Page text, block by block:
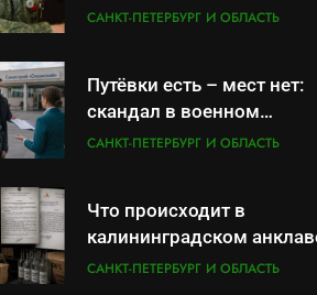
удержаться удаётся не
САНКТ-ПЕТЕРБУРГ И ОБЛАСТЬ
Путёвки есть – мест нет:
скандал в военном
санатории Владивостока
САНКТ-ПЕТЕРБУРГ И ОБЛАСТЬ
Что происходит в
калининградском
военные изымают спирт
САНКТ-ПЕТЕРБУРГ И ОБЛАСТЬ